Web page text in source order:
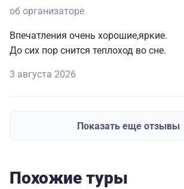
об организаторе
Впечатления очень хорошие,яркие.
До сих пор снится теплоход во сне.
3 августа 2026
Показать еще отзывы
Похожие туры